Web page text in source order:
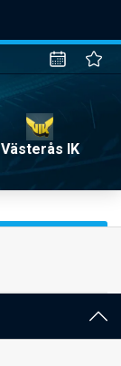
Västerås IK